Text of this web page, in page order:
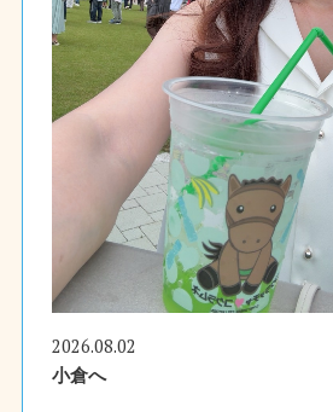
2026.08.02
小倉へ